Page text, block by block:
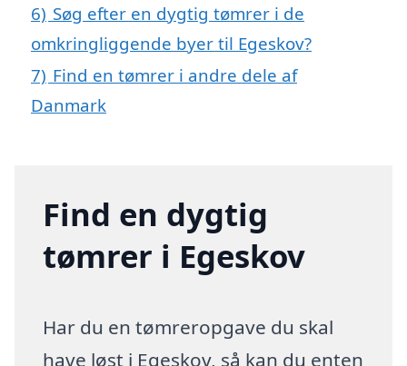
6) Søg efter en dygtig tømrer i de
omkringliggende byer til Egeskov?
7) Find en tømrer i andre dele af
Danmark
Find en dygtig
tømrer i Egeskov
Har du en tømreropgave du skal
have løst i Egeskov, så kan du enten